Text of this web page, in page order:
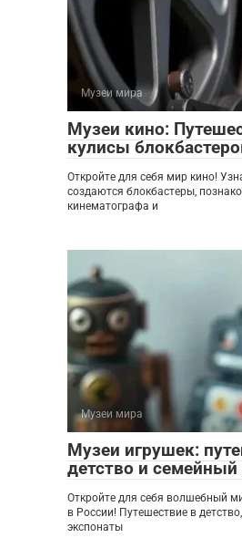
Музеи мира
Музеи кино:
кулисы
Откройте для себя мир кино!
создаются блокбастеры,
кинематографа и
Музеи мира
Музеи игрушек:
детство и семейный
Откройте для себя волшебный
в России! Путешествие в
экспонаты